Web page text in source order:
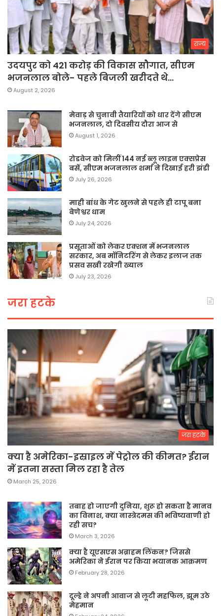
राज्य
उदयपुर को 421 करोड़ की विकास सौगात, सीएम
भजनलाल बोले- पहले बिजली खरीदते थे…
August 2, 2026
मेवाड़ से चुनावी तैयारियों को धार देंगे सीएम
भजनलाल, दो दिवसीय दौरा आज से
August 1, 2026
रोडवेज को मिलीं 144 नई ब्लू लाइन एक्सप्रेस
बसें, सीएम भजनलाल शर्मा ने दिखाई हरी झंडी
July 26, 2026
माही बांध के गेट खुलने से पहले ही टापू बना
बेणेश्वर धाम
July 24, 2026
प्रसूताओं को लेकर एक्शन में भजनलाल
सरकार, अब मॉनिटरिंग से लेकर इलाज तक
प्रसव सखी रखेगी ख्याल
July 23, 2026
जरा हटके
जरा हटके
क्या है अमेरिका-इस्राइल में पेट्रोल की कीमत? ईरान
में इतना सस्ता मिल रहा है तेल
March 25, 2026
तबाह हो जाएगी दुनिया, शुरू हो सकता है मानव
का विनाश, क्या नास्त्रेदमस की भविष्यवाणी हो
रही सच?
March 3, 2026
क्या है यूएसएस अब्राहम लिंकन? जिससे
अमेरिका ने ईरान पर किया भयानक आक्रमण
February 28, 2026
दूल्हे ने अपनी आवाज से लूटी महफिल, झूम उठे
मेहमान